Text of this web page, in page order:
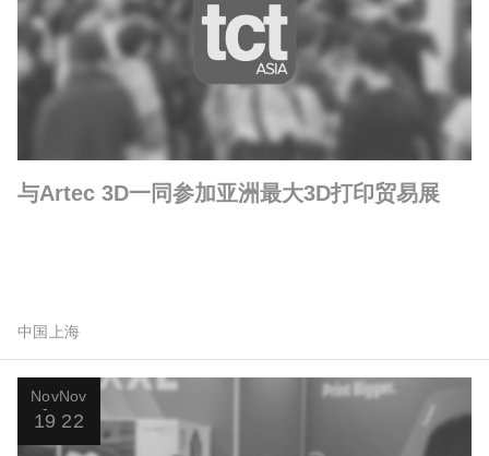
与Artec 3D一同参加亚洲最大3D打印贸易展
中国上海
Nov
19
Nov
22